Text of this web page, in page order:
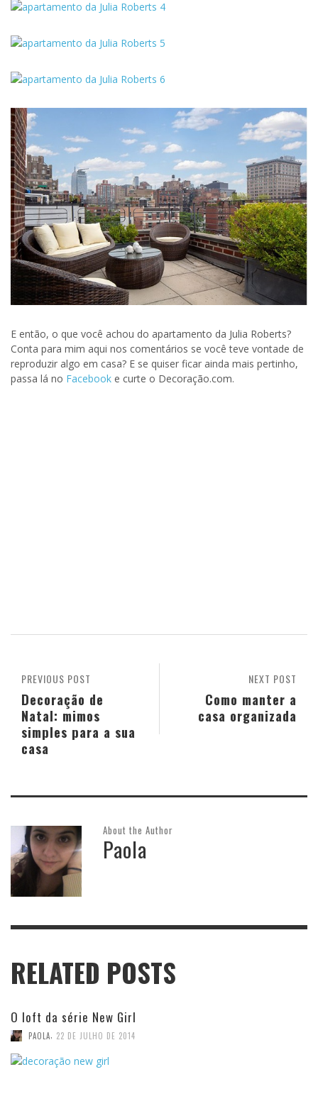
E então, o que você achou do apartamento da Julia Roberts?
Conta para mim aqui nos comentários se você teve vontade de
reproduzir algo em casa? E se quiser ficar ainda mais pertinho,
passa lá no Facebook e curte o Decoração.com.
NEXT POST
Como manter a
casa organizada
PREVIOUS POST
Decoração de
Natal: mimos
simples para a sua
casa
About the Author
Paola
RELATED POSTS
O loft da série New Girl
PAOLA 22 DE JULHO DE 2014